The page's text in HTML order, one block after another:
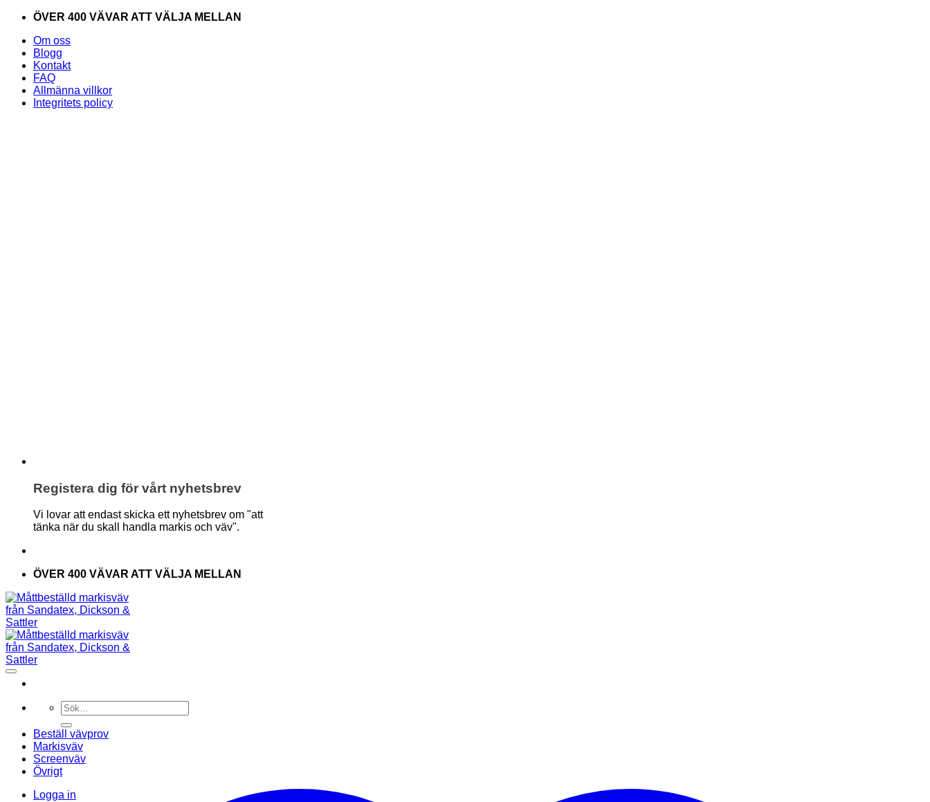
Skip
content
ÖVER 400 VÄVAR ATT VÄLJA MELLAN
Om oss
Blogg
Kontakt
FAQ
Allmänna villkor
Integritets policy
Registera dig för vårt nyhetsbrev
Vi lovar att endast skicka ett nyhetsbrev om "att
tänka när du skall handla markis och väv".
ÖVER 400 VÄVAR ATT VÄLJA MELLAN
Sök
efter:
Beställ vävprov
Markisväv
Screenväv
Övrigt
Logga in